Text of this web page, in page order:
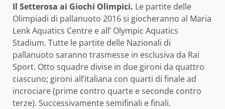
Il Setterosa ai Giochi Olimpici. Le partite delle
Olimpiadi di pallanuoto 2016 si giocheranno al Maria
Lenk Aquatics Centre e all’ Olympic Aquatics
Stadium. Tutte le partite delle Nazionali di
pallanuoto saranno trasmesse in esclusiva da Rai
Sport. Otto squadre divise in due gironi da quattro
ciascuno; gironi all’italiana con quarti di finale ad
incrociare (prime contro quarte e seconde contro
terze). Successivamente semifinali e finali.